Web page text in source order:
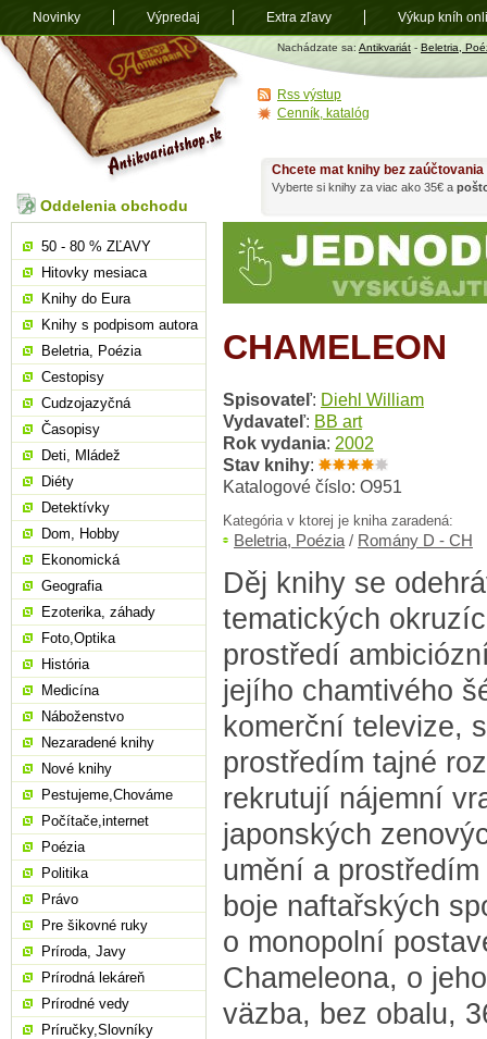
Antikvariát
shop.sk
Nachádzate sa: Antikvariát - Beletria,
CHAMELEON
Spisovateľ: Diehl William
Vydavateľ: BB art
Rok vydania: 2002
Stav knihy:
Katalogové číslo: O951
Kategória v ktorej je kniha zaradená:
Beletria, Poézia / Romány D - CH
Děj knihy se
tematických
prostředí
jejího chamtivého
komerční televize,
prostředím tajné
rekrutují nájemní
japonských
umění a
boje naftařských
o monopolní
Chameleona, o
väzba, bez obalu,
Chcete mat knihy bez
Vyberte si knihy za viac ako 35€ a
Oddelenia obchodu
50 - 80 % ZĽAVY
Hitovky mesiaca
Knihy do Eura
Knihy s podpisom autora
Beletria, Poézia
Cestopisy
Cudzojazyčná
Časopisy
Deti, Mládež
Diéty
Detektívky
Dom, Hobby
Ekonomická
Geografia
Ezoterika, záhady
Foto,Optika
História
Medicína
Náboženstvo
Nezaradené knihy
Nové knihy
Pestujeme,Chováme
Počítače,internet
Poézia
Politika
Právo
Pre šikovné ruky
Príroda, Javy
Prírodná lekáreň
Prírodné vedy
Príručky,Slovníky
Rss výstup
Cenník, katalóg
Novinky Výpredaj Extra zľavy Výkup kníh